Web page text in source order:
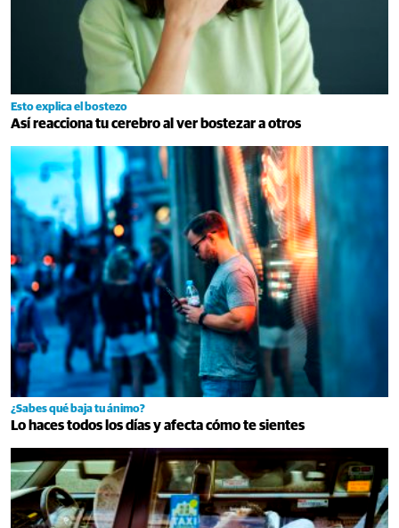
Esto explica el bostezo
Así reacciona tu cerebro al ver bostezar a otros
¿Sabes qué baja tu ánimo?
Lo haces todos los días y afecta cómo te sientes